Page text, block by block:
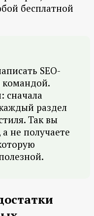
бесплатной
SEO-
командой.
сначала
раздел
Так вы
не получаете